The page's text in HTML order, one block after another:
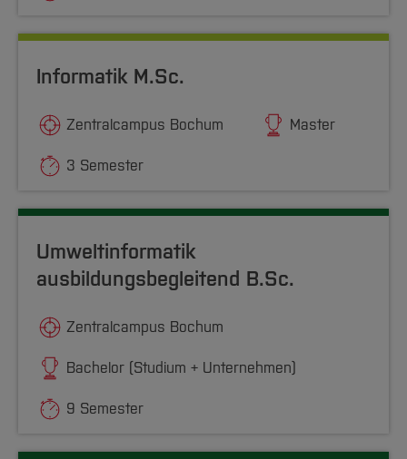
Informatik M.Sc.
Zentralcampus Bochum Master
3 Semester
Umweltinformatik
ausbildungsbegleitend B.Sc.
Zentralcampus Bochum
Bachelor (Studium + Unternehmen)
9 Semester